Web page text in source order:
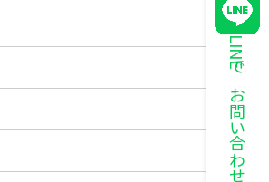
LINEでお問い合わせ